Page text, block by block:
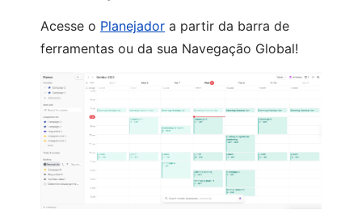
Acesse o Planejador a partir da barra de
ferramentas ou da sua Navegação Global!